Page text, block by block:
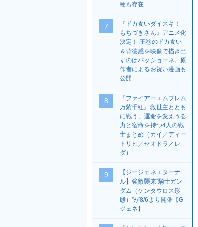
種も存在
7
『ドカ食いダイスキ！
もちづきさん』アニメ化
決定！ 圧巻のドカ食い
＆背徳感を映像で描き出
すのはパッショーネ。原
作者によるお祝い漫画も
公開
8
『ファイアーエムブレム
万紫千紅』救世主ととも
に戦う、運命を変えうる
力と宿命を持つ4人の戦
士まとめ（カイ／ディー
トリヒ／セオドラ／レ
ダ）
9
【ジージェネエターナ
ル】強敵襲来“騎士ガン
ダム（ケンタウロス形
態）”が8/6より開催【G
ジェネ】